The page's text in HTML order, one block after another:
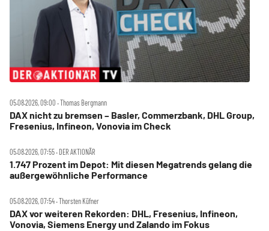
05.08.2026, 09:00 ‧ Thomas Bergmann
DAX nicht zu bremsen – Basler, Commerzbank, DHL Group,
Fresenius, Infineon, Vonovia im Check
05.08.2026, 07:55 ‧ DER AKTIONÄR
1.747 Prozent im Depot: Mit diesen Megatrends gelang die
außergewöhnliche Performance
05.08.2026, 07:54 ‧ Thorsten Küfner
DAX vor weiteren Rekorden: DHL, Fresenius, Infineon,
Vonovia, Siemens Energy und Zalando im Fokus